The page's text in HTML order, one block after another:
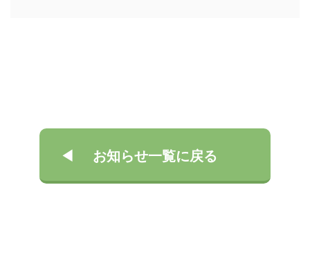
お知らせ一覧に戻る